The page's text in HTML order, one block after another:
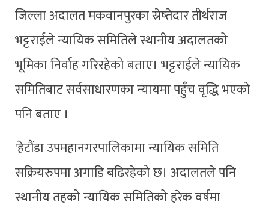
जिल्ला अदालत मकवानपुरका स्रेष्तेदार तीर्थराज
भट्टराईले न्यायिक समितिले स्थानीय अदालतको
भूमिका निर्वाह गरिरहेको बताए। भट्टराईले न्यायिक
समितिबाट सर्वसाधारणका न्यायमा पहुँच वृद्धि भएको
पनि बताए ।
'हेटौंडा उपमहानगरपालिकामा न्यायिक समिति
सक्रियरुपमा अगाडि बढिरहेको छ। अदालतले पनि
स्थानीय तहको न्यायिक समितिको हरेक वर्षमा